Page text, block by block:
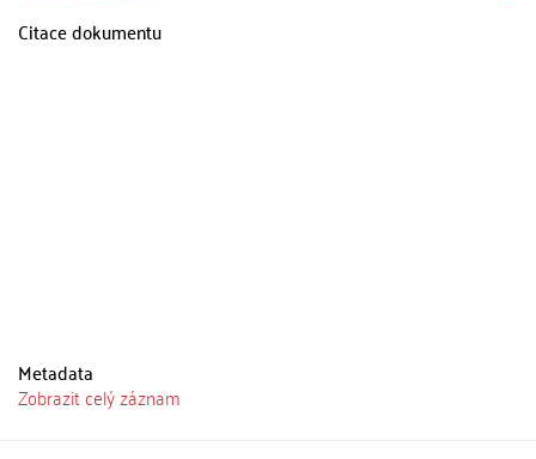
Citace dokumentu
Metadata
Zobrazit celý záznam